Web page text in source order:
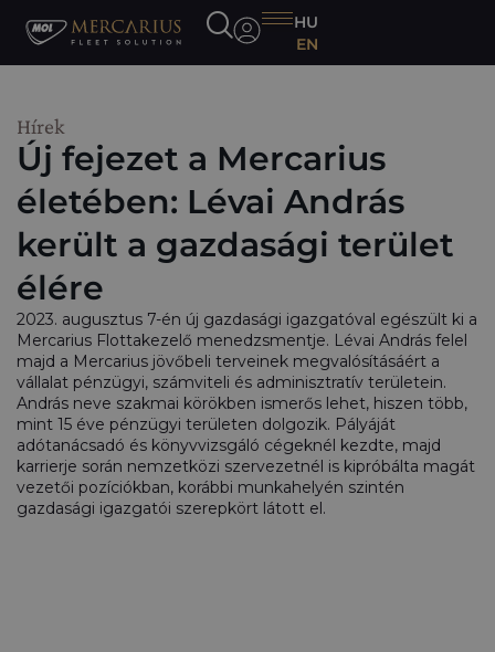
HU
EN
Hírek
Új fejezet a Mercarius
életében: Lévai András
került a gazdasági terület
élére
2023. augusztus 7-én új gazdasági igazgatóval egészült ki a
Mercarius Flottakezelő menedzsmentje. Lévai András felel
majd a Mercarius jövőbeli terveinek megvalósításáért a
vállalat pénzügyi, számviteli és adminisztratív területein.
András neve szakmai körökben ismerős lehet, hiszen több,
mint 15 éve pénzügyi területen dolgozik. Pályáját
adótanácsadó és könyvvizsgáló cégeknél kezdte, majd
karrierje során nemzetközi szervezetnél is kipróbálta magát
vezetői pozíciókban, korábbi munkahelyén szintén
gazdasági igazgatói szerepkört látott el.